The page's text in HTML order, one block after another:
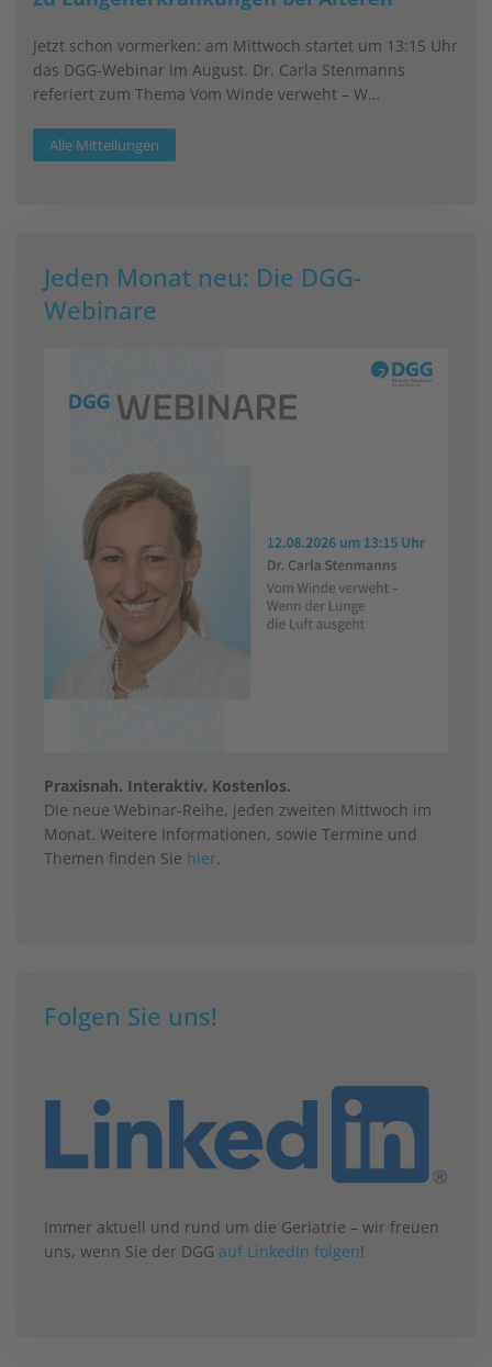
Jetzt schon vormerken: am Mittwoch startet um 13:15 Uhr
das DGG-Webinar im August. Dr. Carla Stenmanns
referiert zum Thema Vom Winde verweht – W…
Alle Mitteilungen
Jeden Monat neu: Die DGG-
Webinare
Praxisnah. Interaktiv. Kostenlos.
Die neue Webinar-Reihe, jeden zweiten Mittwoch im
Monat. Weitere Informationen, sowie Termine und
Themen finden Sie hier.
Folgen Sie uns!
Immer aktuell und rund um die Geriatrie – wir freuen
uns, wenn Sie der DGG auf LinkedIn folgen!